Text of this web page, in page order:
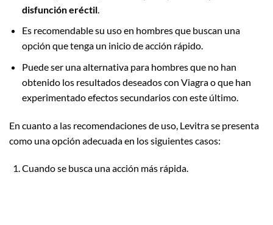
disfunción eréctil.
Es recomendable su uso en hombres que buscan una
opción que tenga un inicio de acción rápido.
Puede ser una alternativa para hombres que no han
obtenido los resultados deseados con Viagra o que han
experimentado efectos secundarios con este último.
En cuanto a las recomendaciones de uso, Levitra se presenta
como una opción adecuada en los siguientes casos:
Cuando se busca una acción más rápida.